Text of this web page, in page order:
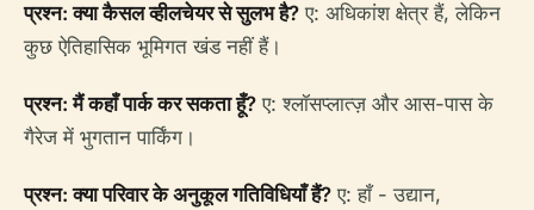
प्रश्न: क्या कैसल व्हीलचेयर से सुलभ है? ए: अधिकांश क्षेत्र हैं, लेकिन
कुछ ऐतिहासिक भूमिगत खंड नहीं हैं।
प्रश्न: मैं कहाँ पार्क कर सकता हूँ? ए: श्लॉसप्लात्ज़ और आस-पास के
गैरेज में भुगतान पार्किंग।
प्रश्न: क्या परिवार के अनुकूल गतिविधियाँ हैं? ए: हाँ - उद्यान,